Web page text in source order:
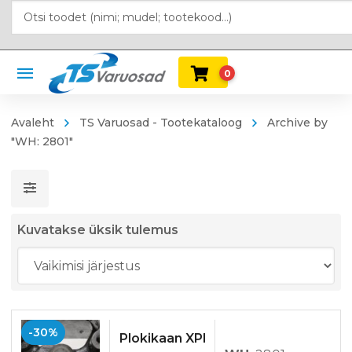
0
Avaleht TS Varuosad - Tootekataloog
Archive by
"WH: 2801"
Kuvatakse üksik tulemus
-30% Plokikaan XPI